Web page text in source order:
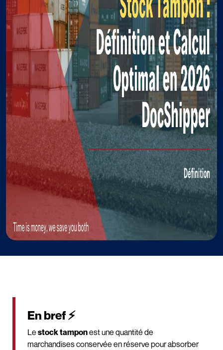
En bref ⚡
Le stock tamponest une quantité de
marchandises conservée en réserve pour absorber